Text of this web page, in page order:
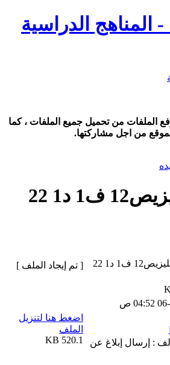
المناهج الدراسية
الملفات من تحميل جميع الملفات ، كما
من اجل مشاركتها.
● اجابة انجليزيص12 ف1 د1 22
ف1 د1 22
ص
: إرسال إبلاغ عن
[ تم إيجاد الملف ]
اضغط هنا لتنزيل
الملف
520.1 KB